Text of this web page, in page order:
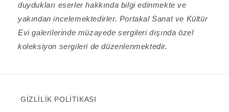
duydukları eserler hakkında bilgi edinmekte ve
yakından incelemektedirler. Portakal Sanat ve Kültür
Evi galerilerinde müzayede sergileri dışında özel
koleksiyon sergileri de düzenlenmektedir.
GİZLİLİK POLİTİKASI